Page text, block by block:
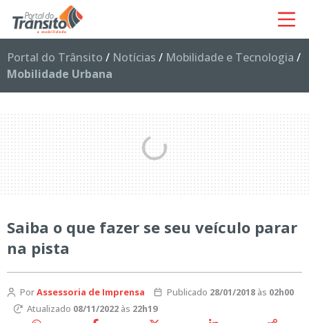
Portal do Trânsito / Notícias / Mobilidade e Tecnologia /
Mobilidade Urbana
Saiba o que fazer se seu veículo parar
na pista
PorAssessoria de Imprensa Publicado 28/01/2018às 02h00
Atualizado 08/11/2022às 22h19